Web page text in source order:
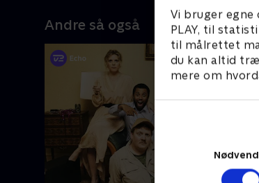
Vi bruger egne
PLAY, til
til målrettet
du kan altid
mere om
Andre så også